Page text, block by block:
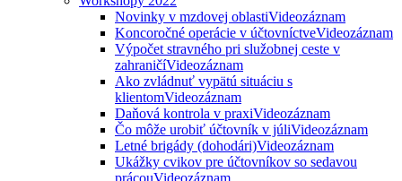
Novinky v mzdovej oblastiVideozáznam
Koncoročné operácie v účtovníctveVideozáznam
Výpočet stravného pri služobnej ceste v
zahraničíVideozáznam
Ako zvládnuť vypätú situáciu s
klientomVideozáznam
Daňová kontrola v praxiVideozáznam
Čo môže urobiť účtovník v júliVideozáznam
Letné brigády (dohodári)Videozáznam
Ukážky cvikov pre účtovníkov so sedavou
prácouVideozáznam